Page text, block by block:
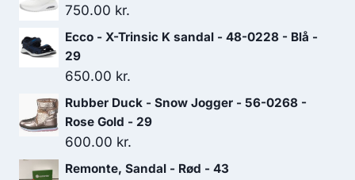
750.00 kr.
Ecco - X-Trinsic K sandal - 48-0228 - Blå -
29
650.00 kr.
Rubber Duck - Snow Jogger - 56-0268 -
Rose Gold - 29
600.00 kr.
Remonte, Sandal - Rød - 43